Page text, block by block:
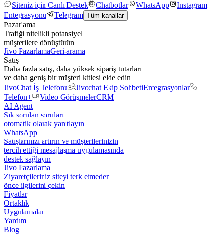
Siteniz için Canlı Destek
Chatbotlar WhatsApp
Instagram
Entegrasyonu
Telegram Tüm kanallar
Pazarlama
Trafiği nitelikli potansiyel
müşterilere dönüştürün
Jivo PazarlamaGeri-arama
Satış
Daha fazla satış, daha yüksek sipariş tutarları
ve daha geniş bir müşteri kitlesi elde edin
JivoChat İş Telefonu
Jivochat Ekip SohbetiEntegrasyonlar
Telefon+
Video GörüşmelerCRM
AI Agent
Sık sorulan soruları
otomatik olarak yanıtlayın
WhatsApp
Satışlarınızı artırın ve müşterilerinizin
tercih ettiği mesajlaşma uygulamasında
destek sağlayın
Jivo Pazarlama
Ziyaretçileriniz siteyi terk etmeden
önce ilgilerini çekin
Fiyatlar
Ortaklık
Uygulamalar
Yardım
Blog